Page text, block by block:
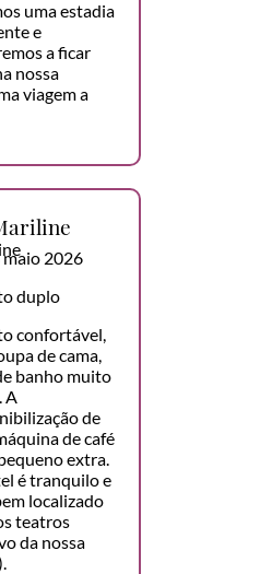
uma estadia
e
a ficar
nossa
viagem a
maio 2026
duplo
confortável,
de cama,
banho muito
A
de
de café
extra.
é tranquilo e
localizado
teatros
da nossa